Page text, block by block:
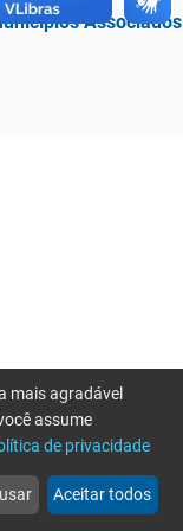
Associados
web more_horiz
Mais
mais agradável
assume
de privacidade
Aceitar todos